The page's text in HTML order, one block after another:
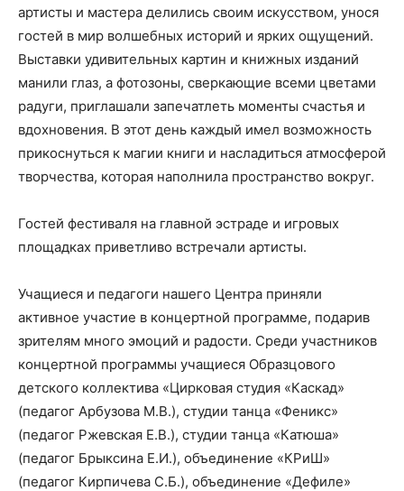
артисты и мастера делились своим искусством, унося
гостей в мир волшебных историй и ярких ощущений.
Выставки удивительных картин и книжных изданий
манили глаз, а фотозоны, сверкающие всеми цветами
радуги, приглашали запечатлеть моменты счастья и
вдохновения. В этот день каждый имел возможность
прикоснуться к магии книги и насладиться атмосферой
творчества, которая наполнила пространство вокруг.
Гостей фестиваля на главной эстраде и игровых
площадках приветливо встречали артисты.
Учащиеся и педагоги нашего Центра приняли
активное участие в концертной программе, подарив
зрителям много эмоций и радости. Среди участников
концертной программы учащиеся Образцового
детского коллектива «Цирковая студия «Каскад»
(педагог Арбузова М.В.), студии танца «Феникс»
(педагог Ржевская Е.В.), студии танца «Катюша»
(педагог Брыксина Е.И.), объединение «КРиШ»
(педагог Кирпичева С.Б.), объединение «Дефиле»